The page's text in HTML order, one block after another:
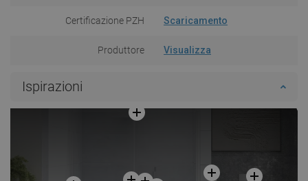
Certificazione PZH Scaricamento
Produttore Visualizza
Ispirazioni